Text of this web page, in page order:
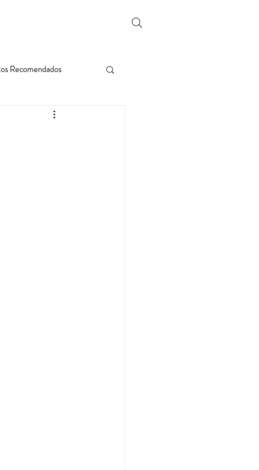
Recomendados